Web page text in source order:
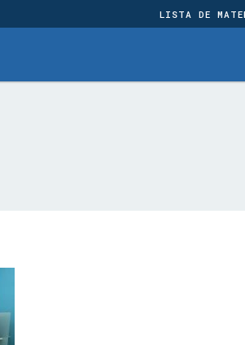
LISTA DE